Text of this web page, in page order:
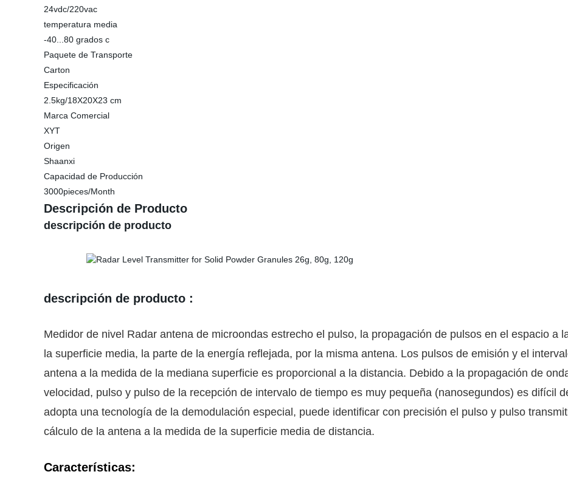
24vdc/220vac
temperatura media
-40...80 grados c
Paquete de Transporte
Carton
Especificación
2.5kg/18X20X23 cm
Marca Comercial
XYT
Origen
Shaanxi
Capacidad de Producción
3000pieces/Month
Descripción de Producto
descripción de producto
descripción de producto :
Medidor de nivel Radar antena de microondas estrecho el pulso, la propagación de pulsos en el espacio a
la superficie media, la parte de la energía reflejada, por la misma antena. Los pulsos de emisión y el
antena a la medida de la mediana superficie es proporcional a la distancia. Debido a la propagación de
velocidad, pulso y pulso de la recepción de intervalo de tiempo es muy pequeña (nanosegundos) es difícil
adopta una tecnología de la demodulación especial, puede identificar con precisión el pulso y pulso
cálculo de la antena a la medida de la superficie media de distancia.
Características: